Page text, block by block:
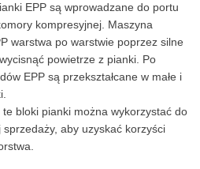
EPP są wprowadzane do portu
kompresyjnej. Maszyna
warstwa po warstwie poprzez silne
powietrze z pianki. Po
EPP są przekształcane w małe i
bloki pianki można wykorzystać do
aby uzyskać korzyści